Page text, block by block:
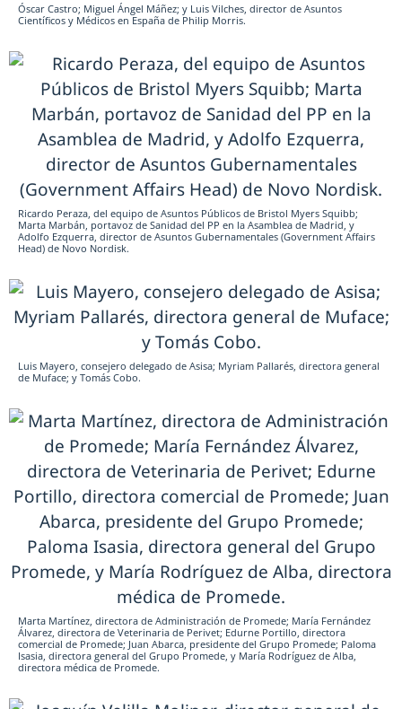
Óscar Castro; Miguel Ángel Máñez; y Luis Vilches, director de Asuntos
Científicos y Médicos en España de Philip Morris.
Ricardo Peraza, del equipo de Asuntos Públicos de Bristol Myers Squibb;
Marta Marbán, portavoz de Sanidad del PP en la Asamblea de Madrid, y
Adolfo Ezquerra, director de Asuntos Gubernamentales (Government Affairs
Head) de Novo Nordisk.
Luis Mayero, consejero delegado de Asisa; Myriam Pallarés, directora general
de Muface; y Tomás Cobo.
Marta Martínez, directora de Administración de Promede; María Fernández
Álvarez, directora de Veterinaria de Perivet; Edurne Portillo, directora
comercial de Promede; Juan Abarca, presidente del Grupo Promede; Paloma
Isasia, directora general del Grupo Promede, y María Rodríguez de Alba,
directora médica de Promede.